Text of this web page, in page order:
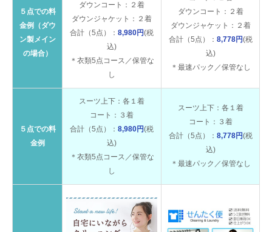
５点での料
金例（ダウ
ン製メイン
の場合）
ダウンコート：２着
ダウンジャケット：２着
合計（5点）： 8,980円(税
込)
＊衣類5点コース／保管な
し
ダウンコート：２着
ダウンジャケット：２着
合計（5点）： 8,778円(税
込)
＊最速パック／保管なし
５点での料
金例
スーツ上下：各１着
コート：３着
合計（5点）： 8,980円(税
込)
＊衣類5点コース／保管な
し
スーツ上下：各１着
コート：３着
合計（5点）： 8,778円(税
込)
＊最速パック／保管なし